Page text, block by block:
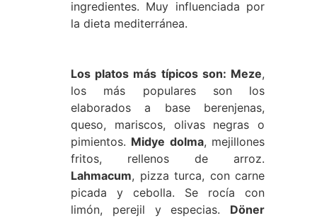
ingredientes. Muy influenciada por
la dieta mediterránea.
Los platos más típicos son: Meze,
los más populares son los
elaborados a base berenjenas,
queso, mariscos, olivas negras o
pimientos. Midye dolma, mejillones
fritos, rellenos de arroz.
Lahmacum, pizza turca, con carne
picada y cebolla. Se rocía con
limón, perejil y especias. Döner